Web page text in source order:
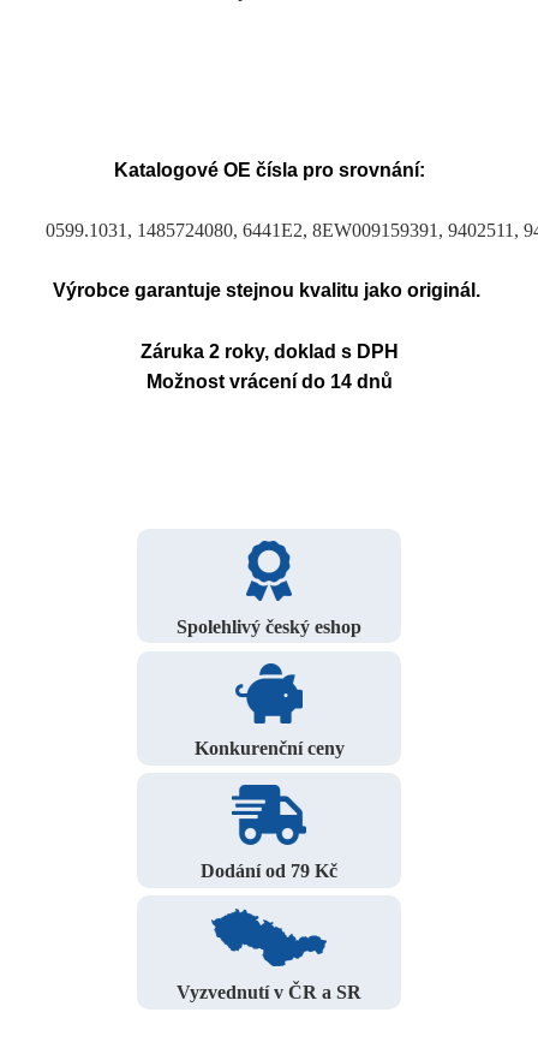
Katalogové OE čísla pro srovnání:
0599.1031, 1485724080, 6441E2, 8EW009159391, 9402511,
Výrobce garantuje stejnou kvalitu jako originál.
Záruka 2 roky, doklad s DPH
Možnost vrácení do 14 dnů
Spolehlivý český eshop
Konkurenční ceny
Dodání od 79 Kč
Vyzvednutí v ČR a SR